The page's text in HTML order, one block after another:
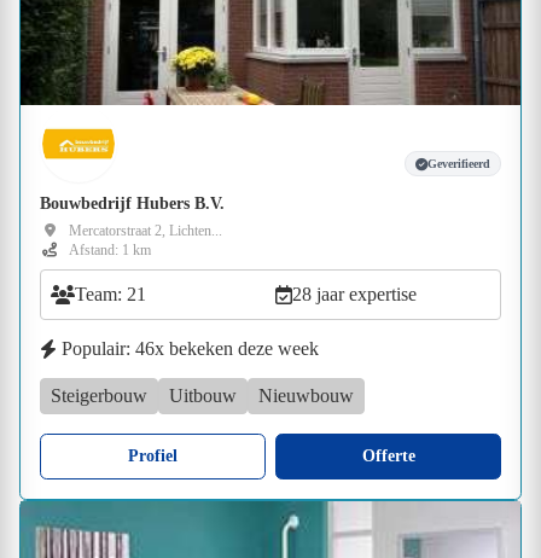
Geverifieerd
Bouwbedrijf Hubers B.V.
Mercatorstraat 2, Lichten...
Afstand: 1 km
Team: 21 28 jaar expertise
Populair: 46x bekeken deze week
Steigerbouw Uitbouw Nieuwbouw
Profiel Offerte